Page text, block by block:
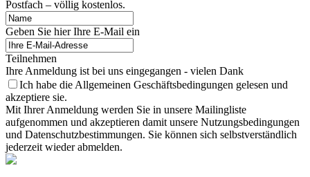
Postfach – völlig kostenlos.
Geben Sie hier Ihre E-Mail ein
Teilnehmen
Ihre Anmeldung ist bei uns eingegangen - vielen Dank
Ich habe die Allgemeinen Geschäftsbedingungen gelesen und
akzeptiere sie.
Mit Ihrer Anmeldung werden Sie in unsere Mailingliste
aufgenommen und akzeptieren damit unsere Nutzungsbedingungen
und Datenschutzbestimmungen. Sie können sich selbstverständlich
jederzeit wieder abmelden.